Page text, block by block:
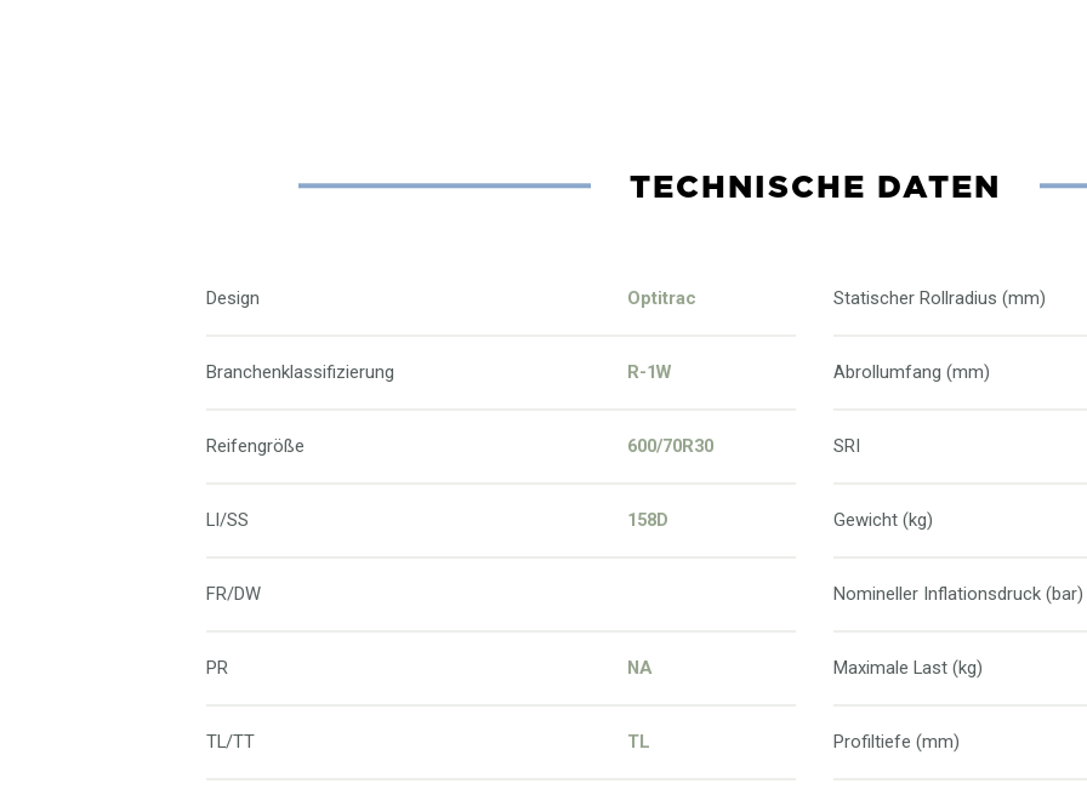
TECHNISCHE DATEN
Design Optitrac
Branchenklassifizierung R-1W
Reifengröße 600/70R30
LI/SS 158D
FR/DW
PR NA
TL/TT TL
Statischer Rollradius (mm)
Abrollumfang (mm)
SRI
Gewicht (kg)
Nomineller Inflationsdruck (bar)
Maximale Last (kg)
Profiltiefe (mm)